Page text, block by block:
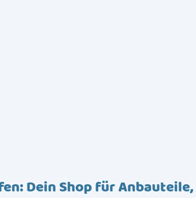
Dein Shop für Anbauteile,